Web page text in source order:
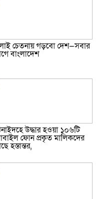
চেতনায় গড়বো দেশ—সবার
বাংলাদেশ
উদ্ধার হওয়া ১০৬টি
ফোন প্রকৃত মালিকদের
হস্তান্তর,